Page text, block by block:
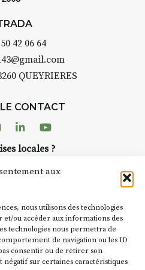
aux
nous utilisons des technologies
et/ou accéder aux informations des
technologies nous permettra de
de navigation ou les ID
consentir ou de retirer son
sur certaines caractéristiques
ouvert une galerie à
TURLE Le Fumoir n’est
galerie permanente.
organise
le village. Des artistes et
les granges d’Auzon. Le
est l’un de ces espaces
activités culturelles de
Cité de Caractère. Par
l’installationCochon
s’inscrit comme en
du festival d’Auzon 2026
42 06 64
QUEYRIERES
CONTACT
Instagram
LinkedinYoutube
locales ?
l'actu de Strada